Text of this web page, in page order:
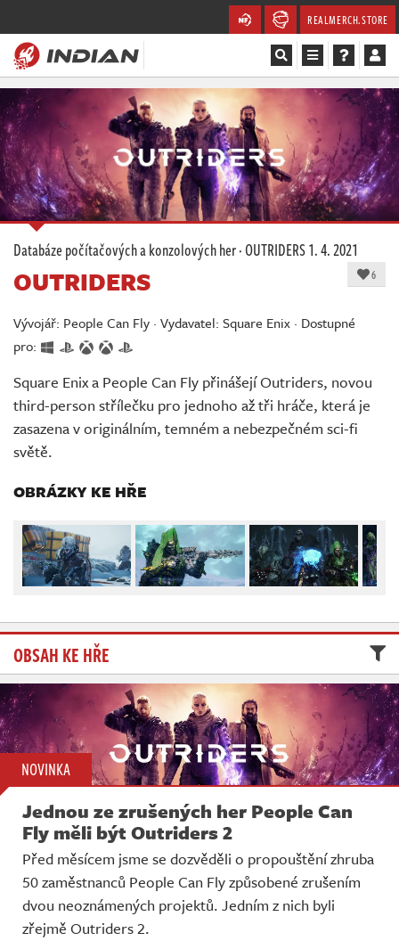
REALMERCH.STORE
Magazín
Recenze
Videa
Soutěže
Databáze
Komunita
Redakce
Živě
Databáze počítačových a konzolových her·OUTRIDERS1. 4. 2021
6
OUTRIDERS
Vývojář: People Can Fly · Vydavatel: Square Enix · Dostupné
pro:
Square Enix a People Can Fly přinášejí Outriders, novou
third-person střílečku pro jednoho až tři hráče, která je
zasazena v originálním, temném a nebezpečném sci-fi
světě.
OBRÁZKY KE HŘE
OBSAH KE HŘE
NOVINKA
Jednou ze zrušených her People Can
Fly měli být Outriders 2
Před měsícem jsme se dozvěděli o propouštění zhruba
50 zaměstnanců People Can Fly způsobené zrušením
dvou neoznámených projektů. Jedním z nich byli
zřejmě Outriders 2.